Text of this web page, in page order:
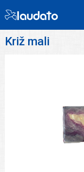
Križ mali